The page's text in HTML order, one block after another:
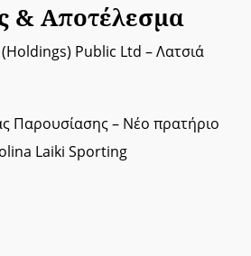
& Αποτέλεσμα
Public Ltd – Λατσιά
Παρουσίασης – Νέο πρατήριο
Laiki Sporting